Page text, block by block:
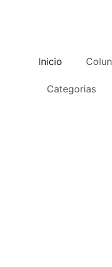
Inicio
Categorias